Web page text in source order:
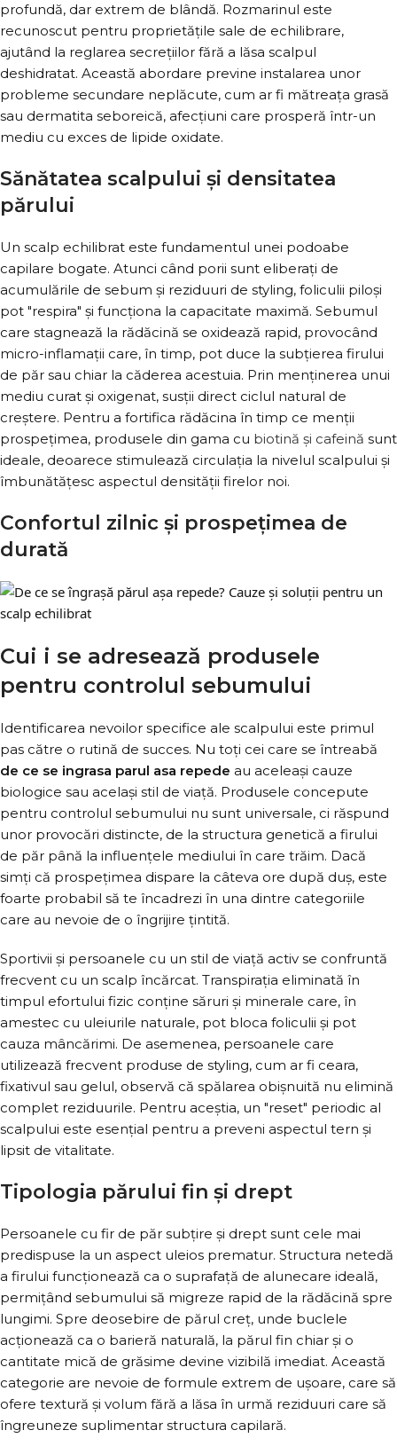
profundă, dar extrem de blândă. Rozmarinul este
recunoscut pentru proprietățile sale de echilibrare,
ajutând la reglarea secrețiilor fără a lăsa scalpul
deshidratat. Această abordare previne instalarea unor
probleme secundare neplăcute, cum ar fi mătreața grasă
sau dermatita seboreică, afecțiuni care prosperă într-un
mediu cu exces de lipide oxidate.
Sănătatea scalpului și densitatea
părului
Un scalp echilibrat este fundamentul unei podoabe
capilare bogate. Atunci când porii sunt eliberați de
acumulările de sebum și reziduuri de styling, foliculii piloși
pot "respira" și funcționa la capacitate maximă. Sebumul
care stagnează la rădăcină se oxidează rapid, provocând
micro-inflamații care, în timp, pot duce la subțierea firului
de păr sau chiar la căderea acestuia. Prin menținerea unui
mediu curat și oxigenat, susții direct ciclul natural de
creștere. Pentru a fortifica rădăcina în timp ce menții
prospețimea, produsele din gama cu biotină și cafeină sunt
ideale, deoarece stimulează circulația la nivelul scalpului și
îmbunătățesc aspectul densității firelor noi.
Confortul zilnic și prospețimea de
durată
Cui i se adresează produsele
pentru controlul sebumului
Identificarea nevoilor specifice ale scalpului este primul
pas către o rutină de succes. Nu toți cei care se întreabă
de ce se ingrasa parul asa repede au aceleași cauze
biologice sau același stil de viață. Produsele concepute
pentru controlul sebumului nu sunt universale, ci răspund
unor provocări distincte, de la structura genetică a firului
de păr până la influențele mediului în care trăim. Dacă
simți că prospețimea dispare la câteva ore după duș, este
foarte probabil să te încadrezi în una dintre categoriile
care au nevoie de o îngrijire țintită.
Sportivii și persoanele cu un stil de viață activ se confruntă
frecvent cu un scalp încărcat. Transpirația eliminată în
timpul efortului fizic conține săruri și minerale care, în
amestec cu uleiurile naturale, pot bloca foliculii și pot
cauza mâncărimi. De asemenea, persoanele care
utilizează frecvent produse de styling, cum ar fi ceara,
fixativul sau gelul, observă că spălarea obișnuită nu elimină
complet reziduurile. Pentru aceștia, un "reset" periodic al
scalpului este esențial pentru a preveni aspectul tern și
lipsit de vitalitate.
Tipologia părului fin și drept
Persoanele cu fir de păr subțire și drept sunt cele mai
predispuse la un aspect uleios prematur. Structura netedă
a firului funcționează ca o suprafață de alunecare ideală,
permițând sebumului să migreze rapid de la rădăcină spre
lungimi. Spre deosebire de părul creț, unde buclele
acționează ca o barieră naturală, la părul fin chiar și o
cantitate mică de grăsime devine vizibilă imediat. Această
categorie are nevoie de formule extrem de ușoare, care să
ofere textură și volum fără a lăsa în urmă reziduuri care să
îngreuneze suplimentar structura capilară.